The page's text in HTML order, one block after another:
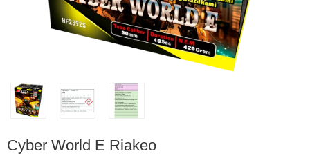
Cyber World E Riakeo